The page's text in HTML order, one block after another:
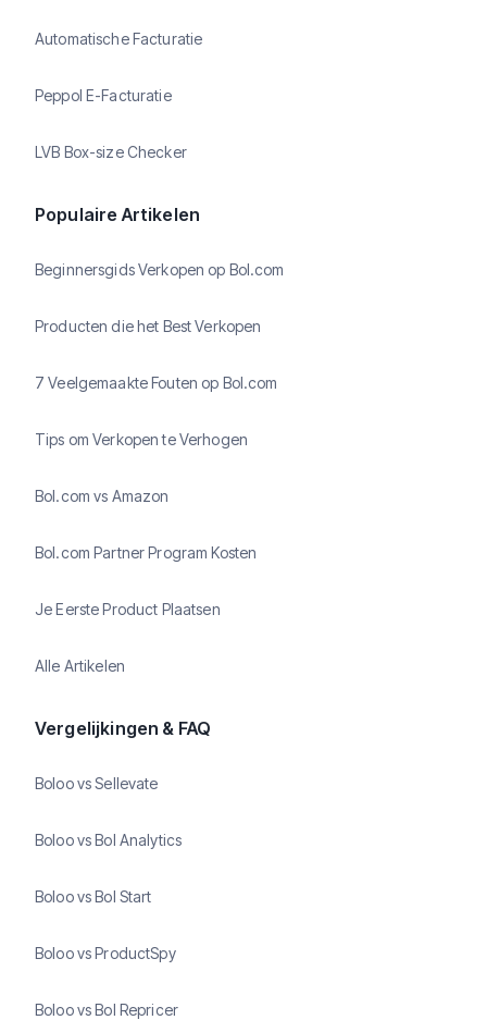
Automatische Facturatie
Peppol E-Facturatie
LVB Box-size Checker
Populaire Artikelen
Beginnersgids Verkopen op Bol.com
Producten die het Best Verkopen
7 Veelgemaakte Fouten op Bol.com
Tips om Verkopen te Verhogen
Bol.com vs Amazon
Bol.com Partner Program Kosten
Je Eerste Product Plaatsen
Alle Artikelen
Vergelijkingen & FAQ
Boloo vs Sellevate
Boloo vs Bol Analytics
Boloo vs Bol Start
Boloo vs ProductSpy
Boloo vs Bol Repricer